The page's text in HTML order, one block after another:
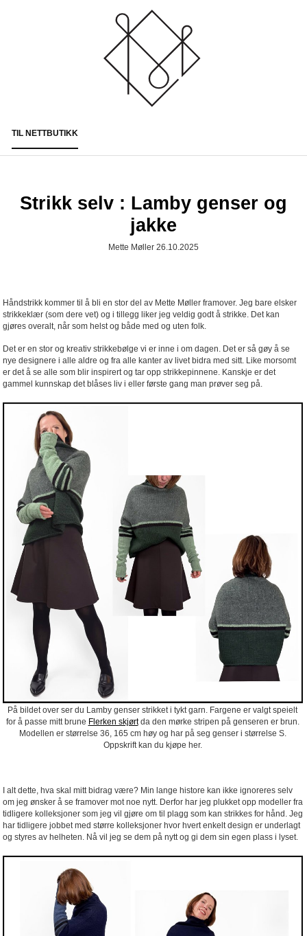
TIL NETTBUTIKK
Strikk selv : Lamby genser og
jakke
Mette Møller 26.10.2025
Håndstrikk kommer til å bli en stor del av Mette Møller framover. Jeg bare elsker
strikkeklær (som dere vet) og i tillegg liker jeg veldig godt å strikke. Det kan
gjøres overalt, når som helst og både med og uten folk.
Det er en stor og kreativ strikkebølge vi er inne i om dagen. Det er så gøy å se
nye designere i alle aldre og fra alle kanter av livet bidra med sitt. Like morsomt
er det å se alle som blir inspirert og tar opp strikkepinnene. Kanskje er det
gammel kunnskap det blåses liv i eller første gang man prøver seg på.
På bildet over ser du Lamby genser strikket i tykt garn. Fargene er valgt speielt
for å passe mitt brune Flerken skjørtda den mørke stripen på genseren er brun.
Modellen er størrelse 36, 165 cm høy og har på seg genser i størrelse S.
Oppskrift kan du kjøpe her.
I alt dette, hva skal mitt bidrag være? Min lange histore kan ikke ignoreres selv
om jeg ønsker å se framover mot noe nytt. Derfor har jeg plukket opp modeller fra
tidligere kolleksjoner som jeg vil gjøre om til plagg som kan strikkes for hånd. Jeg
har tidligere jobbet med større kolleksjoner hvor hvert enkelt design er underlagt
og styres av helheten. Nå vil jeg se dem på nytt og gi dem sin egen plass i lyset.